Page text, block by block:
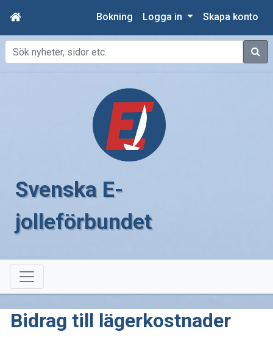
Bokning Logga in Skapa konto
Sök
Svenska E-
jolleförbundet
Bidrag till lägerkostnader